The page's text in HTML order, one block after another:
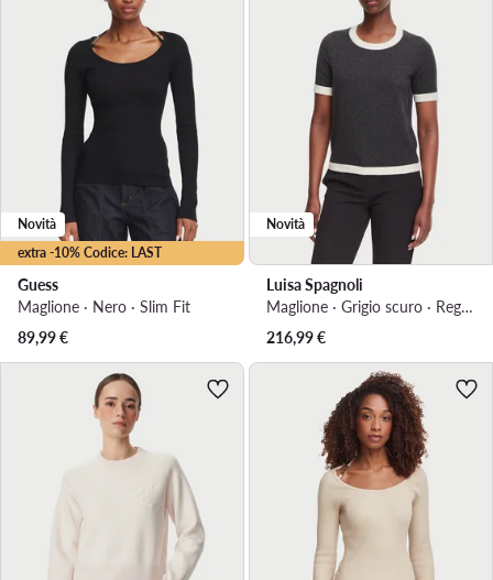
extra -10% Codice: LAST
Novità
Guess
Maglione · Nero · Slim Fit
89,99€
Novità
Luisa Spagnoli
Maglione · Grigio scuro · Regular Fit
216,99€